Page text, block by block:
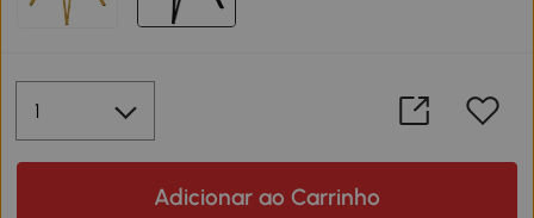
Adicionar ao Carrinho